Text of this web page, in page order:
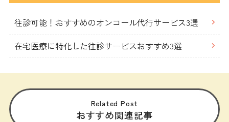
往診可能！おすすめのオンコール代行サービス3選
在宅医療に特化した往診サービスおすすめ3選
Related Post
おすすめ関連記事